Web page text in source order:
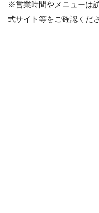
※営業時間やメニューは
式サイト等をご確認くださ